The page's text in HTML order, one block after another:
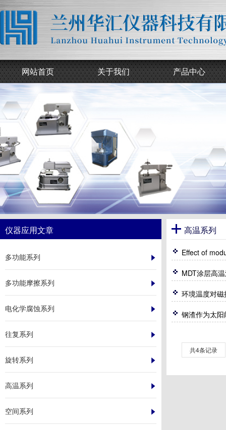
网站首页 关于我们 产品中心
仪器应用文章
多功能系列
多功能摩擦系列
电化学腐蚀系列
往复系列
旋转系列
高温系列
空间系列
高温系列
MDT涂层高
环境温度对
钢渣作为太
共4条记录